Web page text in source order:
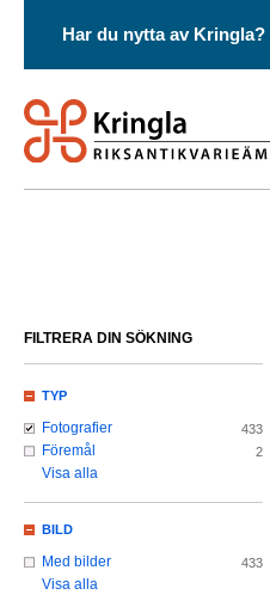
Har du nytta av Kringla?
FILTRERA DIN SÖKNING
TYP
Fotografier 433
Föremål 2
Visa alla
BILD
Med bilder 433
Visa alla